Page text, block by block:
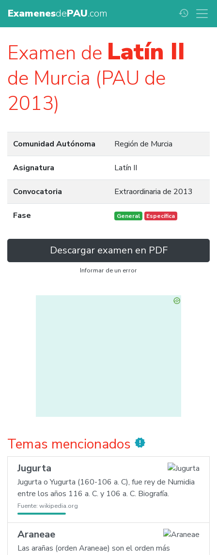
ExamenesdePAU.com history
Examen de Latín II
de Murcia (PAU de
2013)
Comunidad Autónoma Región de Murcia
Asignatura Latín II
Convocatoria Extraordinaria de 2013
Fase General Específica
Descargar examen en PDF
Informar de un error
Temas mencionados new_releases
Jugurta
Jugurta o Yugurta (160-106 a. C), fue rey de Numidia
entre los años 116 a. C. y 106 a. C. Biografía.
Fuente: wikipedia.org
Araneae
Las arañas (orden Araneae) son el orden más